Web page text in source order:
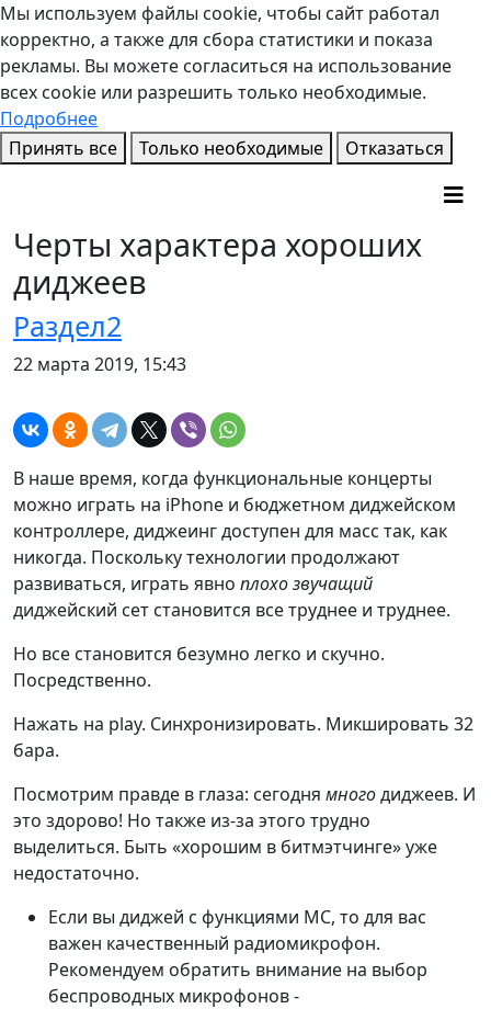
Мы используем файлы cookie, чтобы сайт работал
корректно, а также для сбора статистики и показа
рекламы. Вы можете согласиться на использование
всех cookie или разрешить только необходимые.
Подробнее
Принять все
Только необходимые Отказаться
Черты характера хороших
диджеев
Раздел2
22 марта 2019, 15:43
В наше время, когда функциональные концерты
можно играть на iPhone и бюджетном диджейском
контроллере, диджеинг доступен для масс так, как
никогда. Поскольку технологии продолжают
развиваться, играть явно плохо звучащий
диджейский сет становится все труднее и труднее.
Но все становится безумно легко и скучно.
Посредственно.
Нажать на play. Синхронизировать. Микшировать 32
бара.
Посмотрим правде в глаза: сегодня многодиджеев. И
это здорово! Но также из-за этого трудно
выделиться. Быть «хорошим в битмэтчинге» уже
недостаточно.
Если вы диджей с функциями МС, то для вас
важен качественный радиомикрофон.
Рекомендуем обратить внимание на выбор
беспроводных микрофонов -